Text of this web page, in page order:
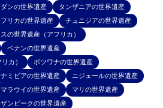
ンの世界遺産
タンザニアの世界遺産
リカの世界遺産
チュニジアの世界遺産
の世界遺産（アフリカ）
ベナンの世界遺産
カ）
ボツワナの世界遺産
ナミビアの世界遺産
ニジェールの世界遺産
マラウイの世界遺産
マリの世界遺産
ンビークの世界遺産